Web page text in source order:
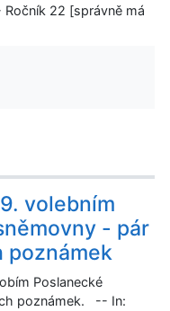
22 [správně má
volebním
- pár
poznámek
Poslanecké
poznámek. -- In: